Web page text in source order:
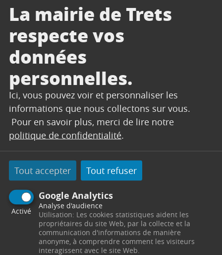
La mairie de Trets
respecte vos
données
personnelles.
Ici, vous pouvez voir et personnaliser les
informations que nous collectons sur vous.
Pour en savoir plus, merci de lire notre
politique de confidentialité.
Tout accepter Tout refuser
Google Analytics
Activé
Analyse d'audience
Utilisation: Les cookies statistiques aident les
propriétaires du site Web, par la collecte et la
communication d'informations de manière
anonyme, à comprendre comment les visiteurs
interagissent avec le site Web.
DOCUMENTS
CONSEIL MUNICIPAL DU 5 JUIN
2026 – ORDRE DU JOUR
PDF -300 Ko-